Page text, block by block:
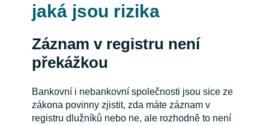
jaká jsou rizika
Záznam v registru není
překážkou
Bankovní i nebankovní společnosti jsou sice ze
zákona povinny zjistit, zda máte záznam v
registru dlužníků nebo ne, ale rozhodně to není